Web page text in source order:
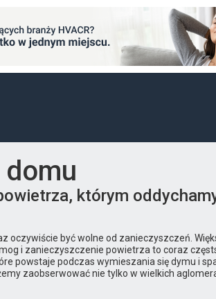
którym
być wolne od zanieczyszczeń.
i zanieczyszczenie powietrza to coraz
powstaje podczas wymieszania się dymu i
zaobserwować nie tylko w wielkich